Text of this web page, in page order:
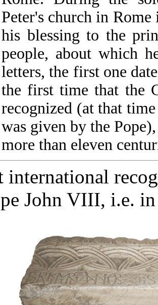
Peter's church in
his blessing to the
people, about which
letters, the first one
the first time that the
recognized (at that
was given by the
more than eleven
international
John VIII, i.e.